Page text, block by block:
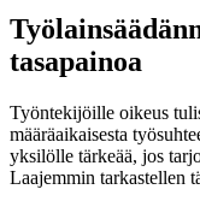
tasapainoa
Työntekijöille oikeus
määräaikaisesta
yksilölle tärkeää, jos
Laajemmin tarkastellen